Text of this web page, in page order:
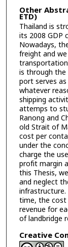
Other
ETD)
Thailand is
its 2008 GDP
Nowadays,
freight and
is through the
port serves
whatever
shipping
attemps to
Ranong and
old Strait of
cost per
under the
charge the
profit margin
this Thesis,
and neglect
time, the cost
revenue for
of landbridge
Creative